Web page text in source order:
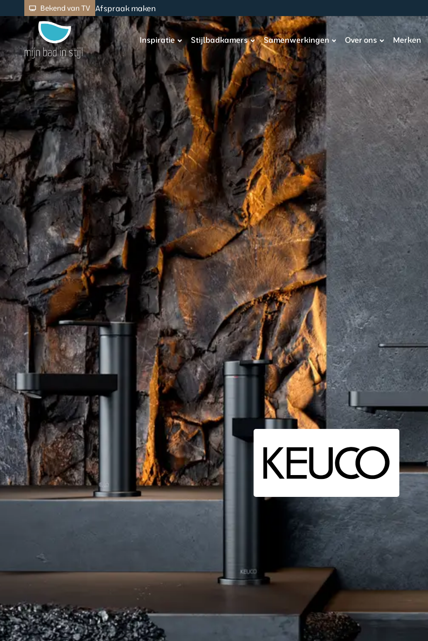
Bekend van TV Afspraak maken
Inspiratie Stijlbadkamers Samenwerkingen Over ons Merken